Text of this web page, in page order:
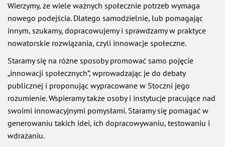
Wierzymy, że wiele ważnych społecznie potrzeb wymaga
nowego podejścia. Dlatego samodzielnie, lub pomagając
innym, szukamy, dopracowujemy i sprawdzamy w praktyce
nowatorskie rozwiązania, czyli innowacje społeczne.
Staramy się na różne sposoby promować samo pojęcie
„innowacji społecznych”, wprowadzając je do debaty
publicznej i proponując wypracowane w Stoczni jego
rozumienie. Wspieramy także osoby i instytucje pracujące nad
swoimi innowacyjnymi pomysłami. Staramy się pomagać w
generowaniu takich idei, ich dopracowywaniu, testowaniu i
wdrażaniu.